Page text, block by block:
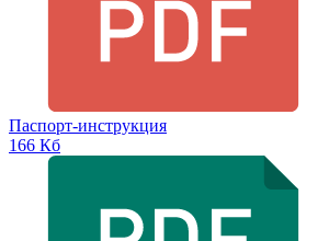
Паспорт-инструкция
166 Кб